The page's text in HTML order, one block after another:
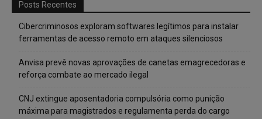
Posts Recentes
Cibercriminosos exploram softwares legítimos para instalar
ferramentas de acesso remoto em ataques silenciosos
Anvisa prevê novas aprovações de canetas emagrecedoras e
reforça combate ao mercado ilegal
CNJ extingue aposentadoria compulsória como punição
máxima para magistrados e regulamenta perda do cargo